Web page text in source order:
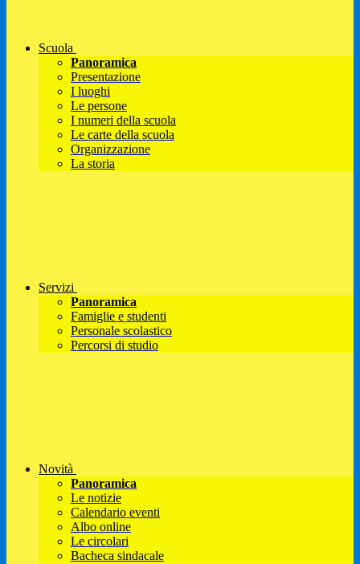
Scuola
Panoramica
Presentazione
I luoghi
Le persone
I numeri della scuola
Le carte della scuola
Organizzazione
La storia
Servizi
Panoramica
Famiglie e studenti
Personale scolastico
Percorsi di studio
Novità
Panoramica
Le notizie
Calendario eventi
Albo online
Le circolari
Bacheca sindacale